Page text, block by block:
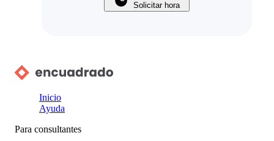
Solicitar hora
Inicio
Ayuda
Para consultantes